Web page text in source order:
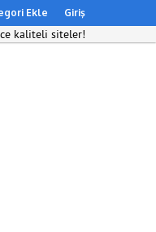
Ekle Giriş
kaliteli siteler!